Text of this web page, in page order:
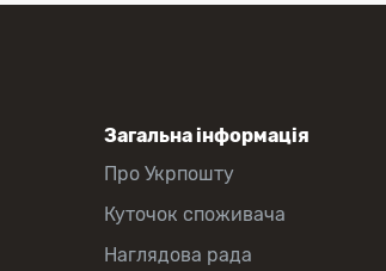
Загальна інформація
Про Укрпошту
Куточок споживача
Наглядова рада